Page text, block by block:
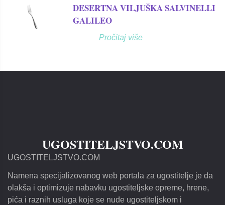
DESERTNA VILJUŠKA SALVINELLI
GALILEO
Pročitaj više
UGOSTITELJSTVO.COM
UGOSTITELJSTVO.COM
Namena specijalizovanog web portala za ugostitelje je da
olakša i optimizuje nabavku ugostiteljske opreme, hrene,
pića i raznih usluga koje se nude ugostiteljskom i